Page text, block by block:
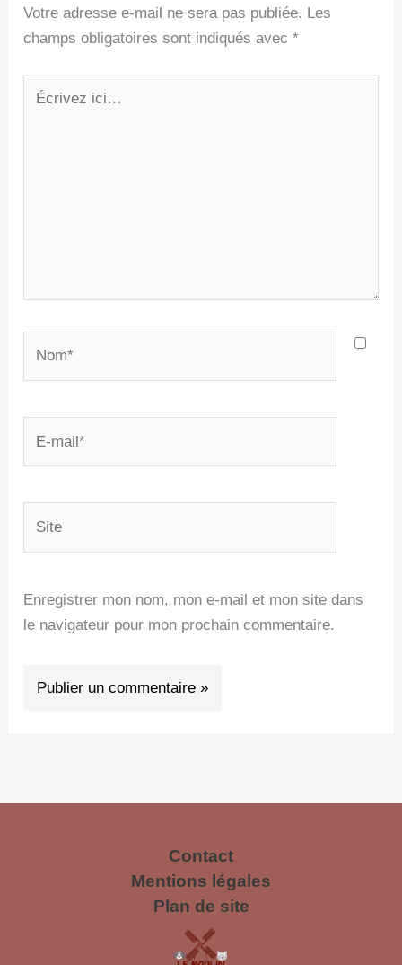
Votre adresse e-mail ne sera pas publiée. Les
champs obligatoires sont indiqués avec*
Enregistrer mon nom, mon e-mail et mon site dans
le navigateur pour mon prochain commentaire.
Contact
Mentions légales
Plan de site